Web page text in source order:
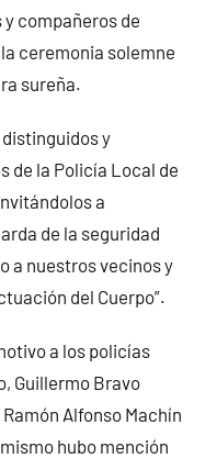
compañeros de
ceremonia solemne
sureña.
y
de la Policía Local de
a
de la seguridad
a nuestros vecinos y
del Cuerpo”.
a los policías
Guillermo Bravo
Alfonso Machín
hubo mención